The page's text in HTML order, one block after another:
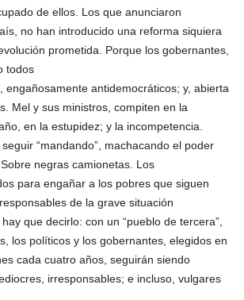
de ellos. Los que anunciaron
no han introducido una reforma siquiera
prometida. Porque los gobernantes,
todos
engañosamente antidemocráticos; y, abierta
Mel y sus ministros, compiten en la
en la estupidez; y la incompetencia.
“mandando”, machacando el poder
negras camionetas. Los
para engañar a los pobres que siguen
de la grave situación
que decirlo: con un “pueblo de tercera”,
los políticos y los gobernantes, elegidos en
cada cuatro años, seguirán siendo
irresponsables; e incluso, vulgares